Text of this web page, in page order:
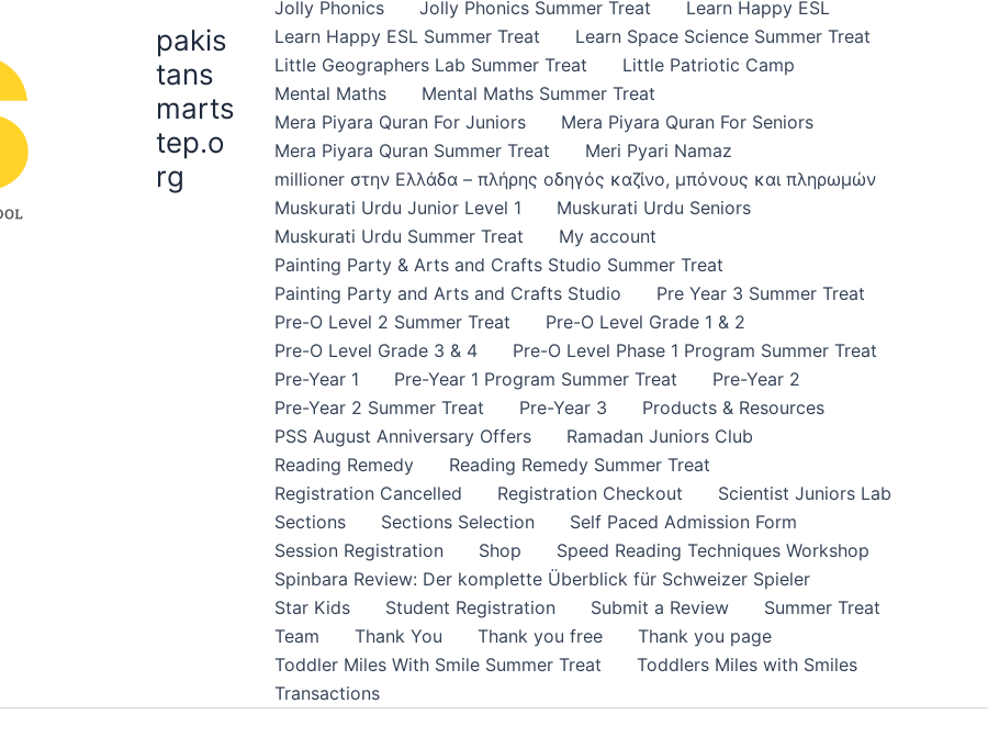
pakis
tans
marts
tep.o
rg
Jolly Phonics
Jolly Phonics Summer Treat
Learn Happy ESL
Learn Happy ESL Summer Treat
Learn Space Science Summer Treat
Little Geographers Lab Summer Treat
Little Patriotic Camp
Mental Maths
Mental Maths Summer Treat
Mera Piyara Quran For Juniors
Mera Piyara Quran For Seniors
Mera Piyara Quran Summer Treat
Meri Pyari Namaz
millioner στην Ελλάδα – πλήρης οδηγός καζίνο, μπόνους και πληρωμών
Muskurati Urdu Junior Level 1
Muskurati Urdu Seniors
Muskurati Urdu Summer Treat
My account
Painting Party & Arts and Crafts Studio Summer Treat
Painting Party and Arts and Crafts Studio
Pre Year 3 Summer Treat
Pre-O Level 2 Summer Treat
Pre-O Level Grade 1 & 2
Pre-O Level Grade 3 & 4
Pre-O Level Phase 1 Program Summer Treat
Pre-Year 1
Pre-Year 1 Program Summer Treat
Pre-Year 2
Pre-Year 2 Summer Treat
Pre-Year 3
Products & Resources
PSS August Anniversary Offers
Ramadan Juniors Club
Reading Remedy
Reading Remedy Summer Treat
Registration Cancelled
Registration Checkout
Scientist Juniors Lab
Sections
Sections Selection
Self Paced Admission Form
Session Registration
Shop
Speed Reading Techniques Workshop
Spinbara Review: Der komplette Überblick für Schweizer Spieler
Star Kids
Student Registration Submit a Review
Summer Treat
Team
Thank You Thank you free
Thank you page
Toddler Miles With Smile Summer Treat
Toddlers Miles with Smiles
Transactions